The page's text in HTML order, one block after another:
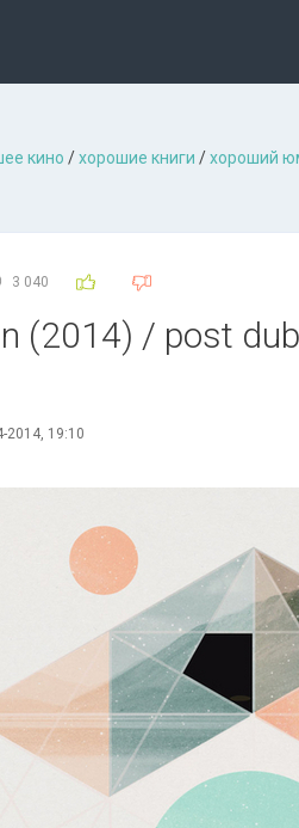
кино /хорошие книги /хороший
3 040
(2014) / post
2014, 19:10